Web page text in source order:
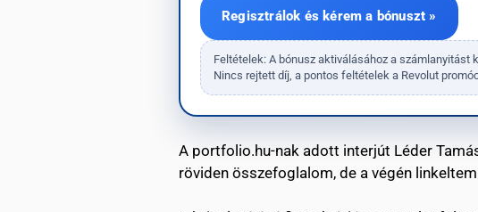
Regisztrálok és kérem a bónuszt »
Feltételek: A bónusz aktiválásához a számlanyitást
Nincs rejtett díj, a pontos feltételek a Revolut
A portfolio.hu-nak adott interjút Léder
röviden összefoglalom, de a végén